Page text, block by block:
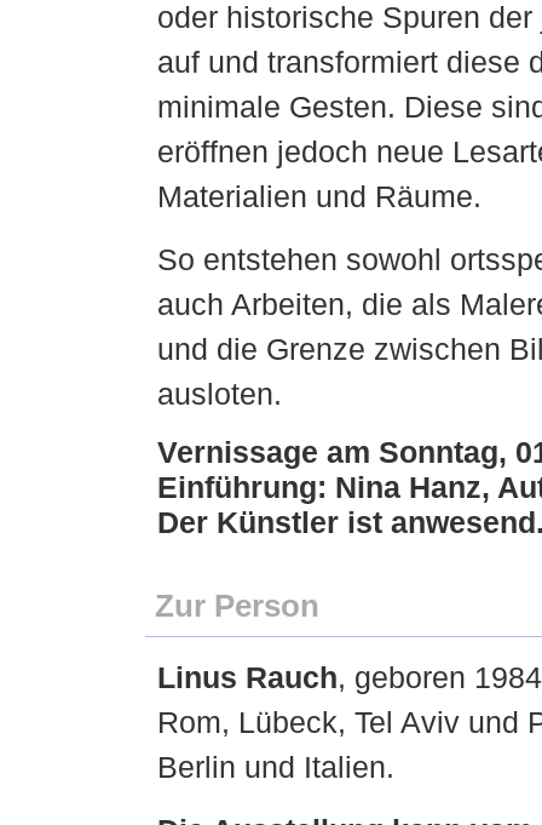
oder historische Spuren
auf und transformiert diese
minimale Gesten. Diese
eröffnen jedoch neue
Materialien und Räume.
So entstehen sowohl
auch Arbeiten, die als
und die Grenze zwischen
ausloten.
Vernissage am Sonntag,
Einführung: Nina Hanz,
Der Künstler ist
Zur Person
Linus Rauch, geboren
Rom, Lübeck, Tel Aviv und
Berlin und Italien.